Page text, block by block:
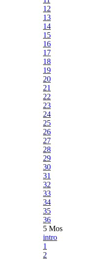
12
13
14
15
16
17
18
19
20
21
22
23
24
25
26
27
28
29
30
31
32
33
34
35
36
5 Mos
intro
1
2